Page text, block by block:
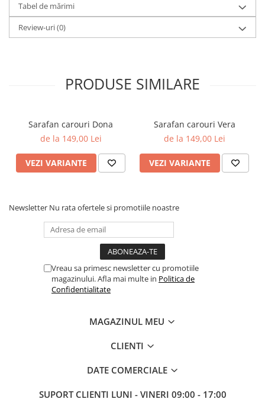
Tabel de mărimi
Review-uri(0)
PRODUSE SIMILARE
Sarafan carouri Dona
de la 149,00 Lei
VEZI VARIANTE
Sarafan carouri Vera
de la 149,00 Lei
VEZI VARIANTE
Newsletter Nu rata ofertele si promotiile noastre
Vreau sa primesc newsletter cu promotiile
magazinului. Afla mai multe in Politica de
Confidentialitate
MAGAZINUL MEU
CLIENTI
DATE COMERCIALE
SUPORT CLIENTI LUNI - VINERI 09:00 - 17:00